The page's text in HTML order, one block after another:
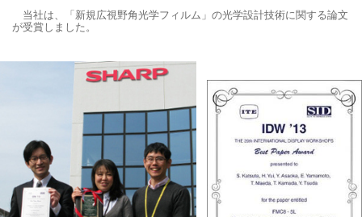
当社は、「新規広視野角光学フィルム」の光学設計技術に関する論文
が受賞しました。